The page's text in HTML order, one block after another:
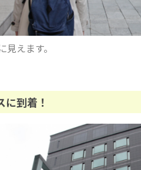
えます。
に到着！